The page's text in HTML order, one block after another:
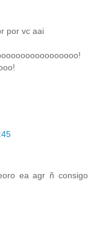
por vc aai
ea agr ñ consigo